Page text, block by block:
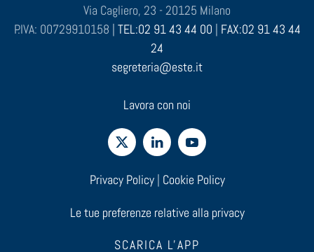
Via Cagliero, 23 - 20125 Milano
P.IVA: 00729910158 | TEL:02 91 43 44 00 | FAX:02 91 43 44
24
segreteria@este.it
Lavora con noi
Privacy Policy| Cookie Policy
Le tue preferenze relative alla privacy
SCARICA L'APP